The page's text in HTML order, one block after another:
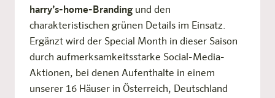
harry’s-home-Brandingund den
charakteristischen grünen Details im Einsatz.
Ergänzt wird der Special Month in dieser Saison
durch aufmerksamkeitsstarke Social-Media-
Aktionen, bei denen Aufenthalte in einem
unserer 16 Häuser in Österreich, Deutschland